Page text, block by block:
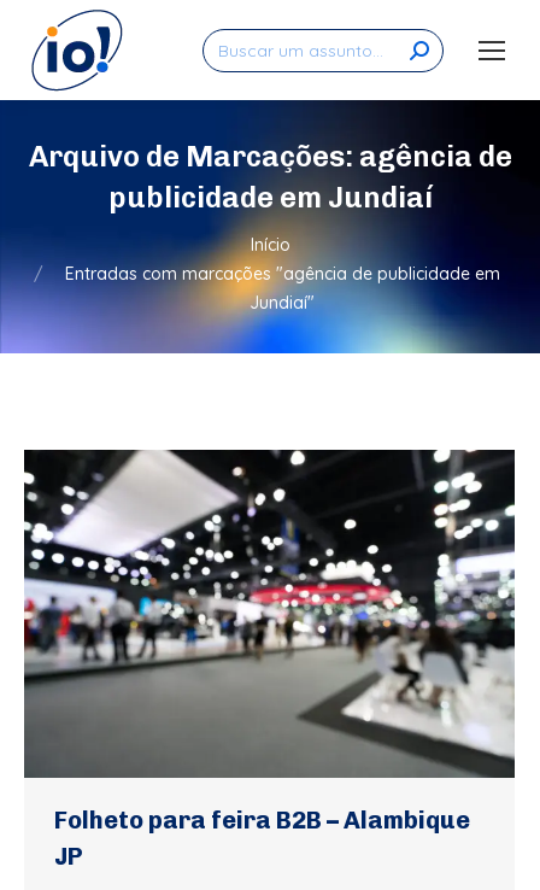
Search:
Arquivo de Marcações: agência de
publicidade em Jundiaí
Início
Entradas com marcações "agência de publicidade em
Jundiaí"
Folheto para feira B2B – Alambique
JP